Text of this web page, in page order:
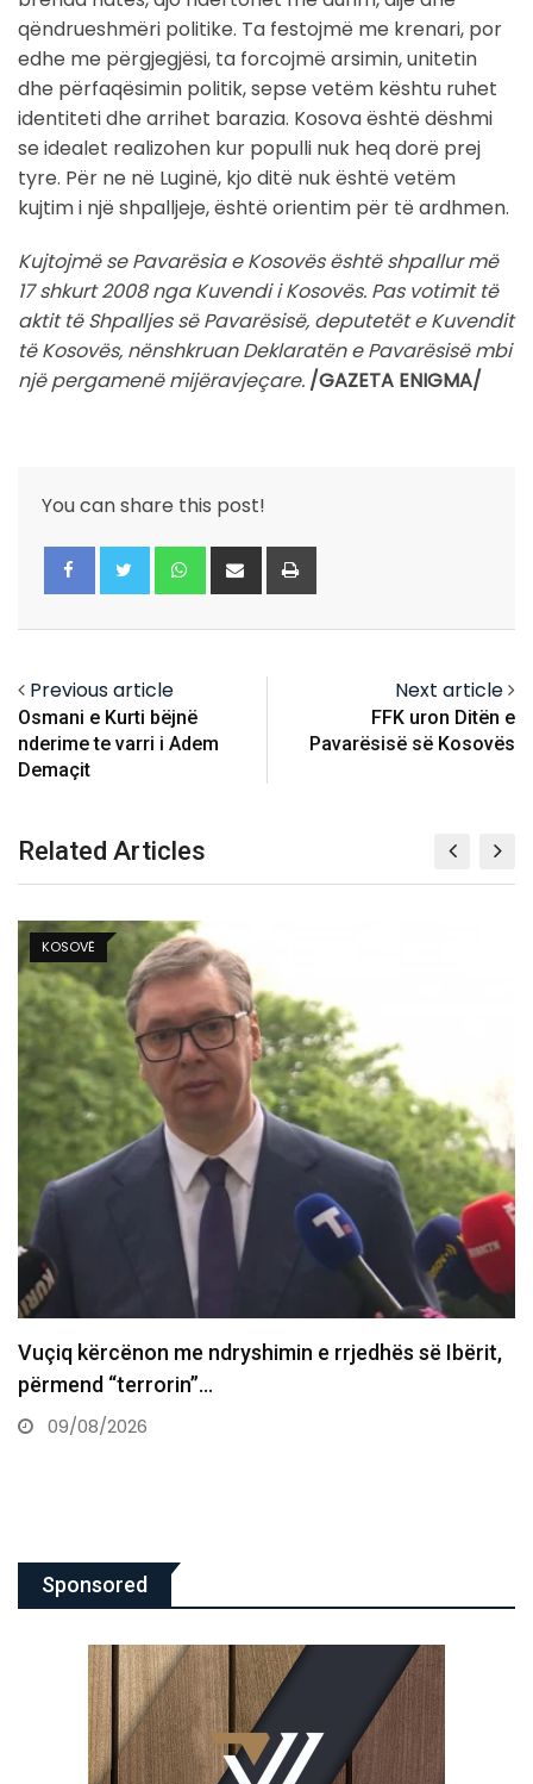
qëndrueshmëri politike. Ta festojmë me krenari, por
edhe me përgjegjësi, ta forcojmë arsimin, unitetin
dhe përfaqësimin politik, sepse vetëm kështu ruhet
identiteti dhe arrihet barazia. Kosova është dëshmi
se idealet realizohen kur populli nuk heq dorë prej
tyre. Për ne në Luginë, kjo ditë nuk është vetëm
kujtim i një shpalljeje, është orientim për të ardhmen.
Kujtojmë se Pavarësia e Kosovës është shpallur më
17 shkurt 2008 nga Kuvendi i Kosovës. Pas votimit të
aktit të Shpalljes së Pavarësisë, deputetët e Kuvendit
të Kosovës, nënshkruan Deklaratën e Pavarësisë mbi
një pergamenë mijëravjeçare. /GAZETA ENIGMA/
You can share this post!
Whatsapp
Share
via
Previous article
Osmani e Kurti bëjnë
nderime te varri i Adem
Demaçit
Next article
FFK uron Ditën e
Pavarësisë së Kosovës
Related Articles
KOSOVË
Vuçiq kërcënon me ndryshimin e rrjedhës së Ibërit,
përmend “terrorin”…
09/08/2026
Sponsored